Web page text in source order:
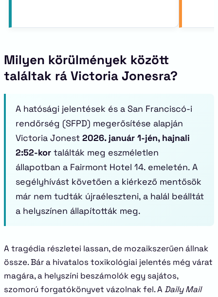
Milyen körülmények között
találtak rá Victoria Jonesra?
A hatósági jelentések és a San Franciscó-i
rendőrség (SFPD) megerősítése alapján
Victoria Jonest 2026. január 1-jén, hajnali
2:52-kor találták meg eszméletlen
állapotban a Fairmont Hotel 14. emeletén. A
segélyhívást követően a kiérkező mentősök
már nem tudták újraéleszteni, a halál beálltát
a helyszínen állapították meg.
A tragédia részletei lassan, de mozaikszerűen állnak
össze. Bár a hivatalos toxikológiai jelentés még várat
magára, a helyszíni beszámolók egy sajátos,
szomorú forgatókönyvet vázolnak fel. A Daily Mail